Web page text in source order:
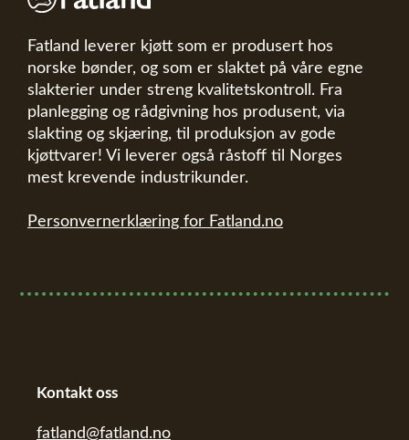
Fatland leverer kjøtt som er produsert hos
norske bønder, og som er slaktet på våre egne
slakterier under streng kvalitetskontroll. Fra
planlegging og rådgivning hos produsent, via
slakting og skjæring, til produksjon av gode
kjøttvarer! Vi leverer også råstoff til Norges
mest krevende industrikunder.
Personvernerklæring for Fatland.no
Kontakt oss
fatland@fatland.no